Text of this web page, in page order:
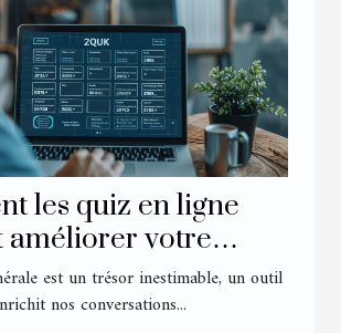
les quiz en ligne
améliorer votre
est un trésor inestimable, un outil
nos conversations...